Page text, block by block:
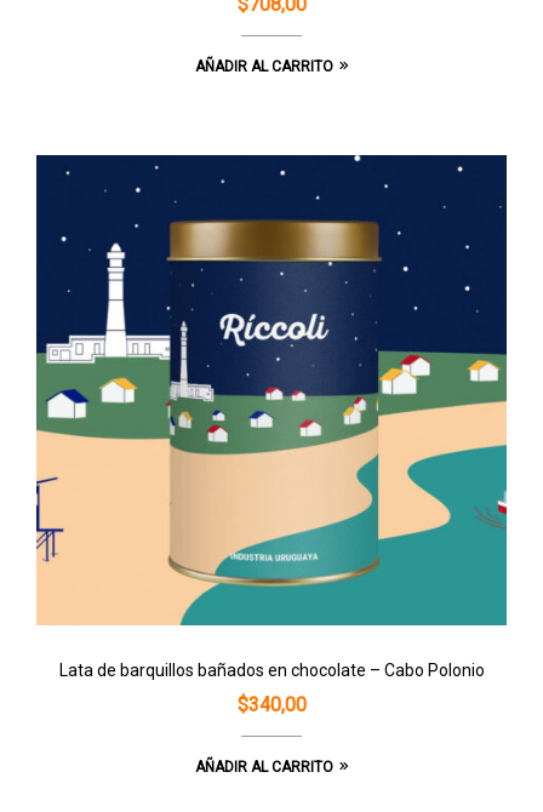
AÑADIR AL CARRITO
Lata de barquillos bañados en chocolate – Cabo Polonio
$340,00
AÑADIR AL CARRITO